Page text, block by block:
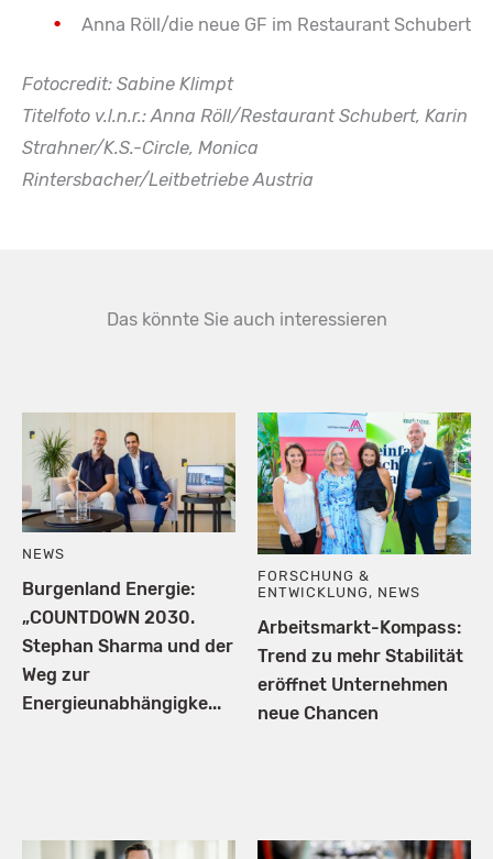
Anna Röll/die neue GF im Restaurant Schubert
Fotocredit: Sabine Klimpt
Titelfoto v.l.n.r.: Anna Röll/Restaurant Schubert, Karin
Strahner/K.S.-Circle, Monica
Rintersbacher/Leitbetriebe Austria
Das könnte Sie auch interessieren
NEWS
Burgenland Energie:
„COUNTDOWN 2030.
Stephan Sharma und der
Weg zur
Energieunabhängigke...
FORSCHUNG &
ENTWICKLUNG, NEWS
Arbeitsmarkt-Kompass:
Trend zu mehr Stabilität
eröffnet Unternehmen
neue Chancen